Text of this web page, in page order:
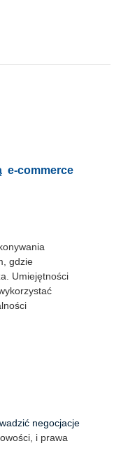
e-commerce
gdzie
Umiejętności
negocjacje
i prawa